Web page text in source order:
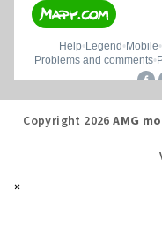
Copyright 2026AMG
×